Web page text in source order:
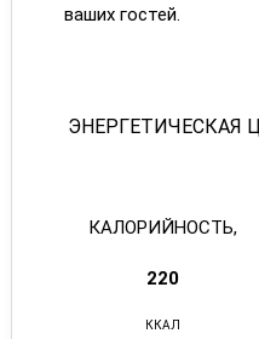
ваших гостей.
ЭНЕРГЕТИЧЕСКАЯ
КАЛОРИЙНОСТЬ,
220
ККАЛ